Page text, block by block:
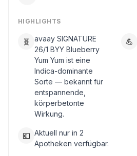
HIGHLIGHTS
🧬
avaay SIGNATURE
26/1 BYY Blueberry
Yum Yum ist eine
Indica-dominante
Sorte — bekannt für
entspannende,
körperbetonte
Wirkung.
💪
💶 Aktuell nur in 2
Apotheken verfügbar.